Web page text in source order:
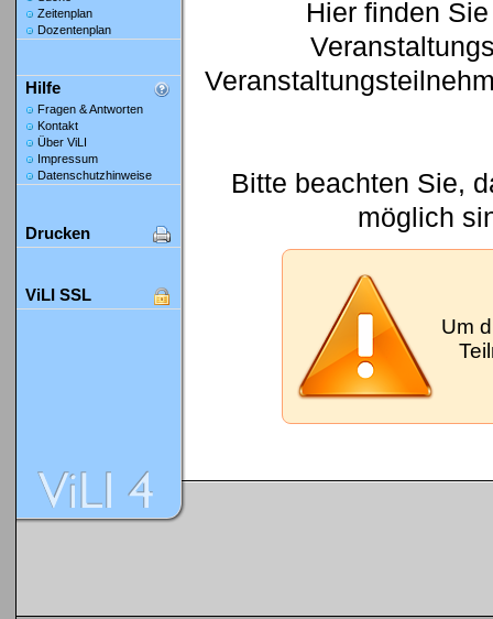
Zeitenplan
Dozentenplan
Hilfe
Fragen & Antworten
Kontakt
Über ViLI
Impressum
Datenschutzhinweise
Drucken
ViLI SSL
Hier finden
Bitte beachten Sie,
möglich
Um